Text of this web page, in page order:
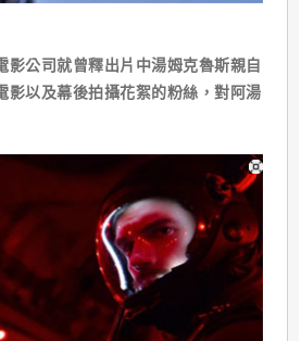
公司就曾釋出片中湯姆克魯斯親自
以及幕後拍攝花絮的粉絲，對阿湯